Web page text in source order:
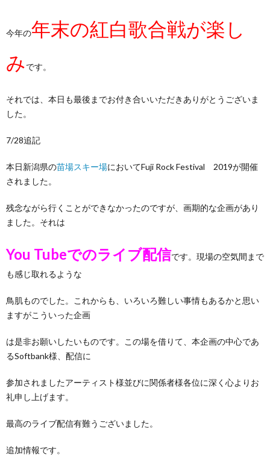
今年の年末の紅白歌合戦が楽し
みです。
それでは、本日も最後までお付き合いいただきありがとうございま
した。
7/28追記
本日新潟県の苗場スキー場においてFuji Rock Festival 2019が開催
されました。
残念ながら行くことができなかったのですが、画期的な企画があり
ました。それは
You Tubeでのライブ配信です。現場の空気間まで
も感じ取れるような
鳥肌ものでした。これからも、いろいろ難しい事情もあるかと思い
ますがこういった企画
は是非お願いしたいものです。この場を借りて、本企画の中心であ
るSoftbank様、配信に
参加されましたアーティスト様並びに関係者様各位に深く心よりお
礼申し上げます。
最高のライブ配信有難うございました。
追加情報です。